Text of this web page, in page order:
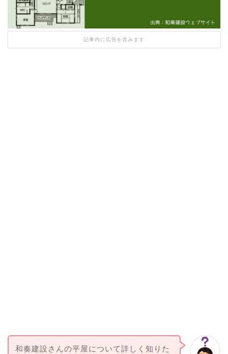
記事内に広告を含みます
和奏建設さんの平屋について詳しく知りた